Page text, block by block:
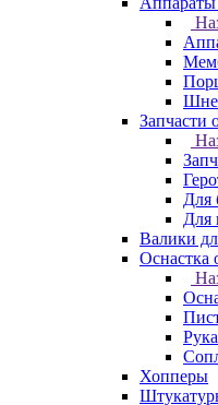
Запчасти
Для
Для
Валики
Оснастка
Хопперы